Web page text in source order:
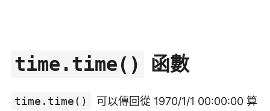
time.time() 函數
time.time()
可以傳回從 1970/1/1 00:00:00 算